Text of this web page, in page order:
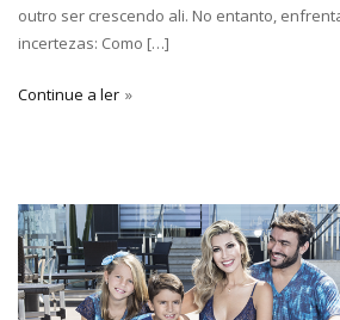
outro ser crescendo ali. No entanto,
incertezas: Como […]
Continue a ler